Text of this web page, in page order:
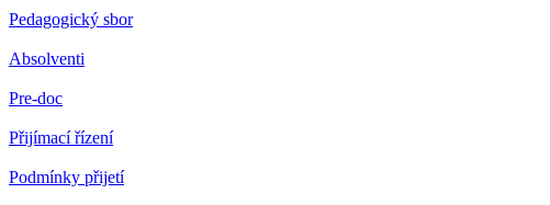
Pedagogický sbor
Absolventi
Pre-doc
Přijímací řízení
Podmínky přijetí